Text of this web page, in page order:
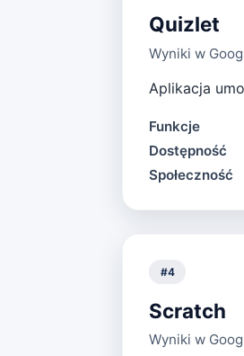
Quizlet
Wyniki w
Aplikacja
Funkcje
Dostępność
Społeczność
#4
Scratch
Wyniki w